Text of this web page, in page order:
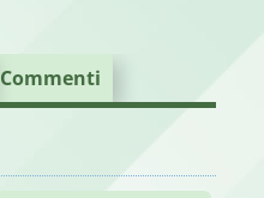
Commenti